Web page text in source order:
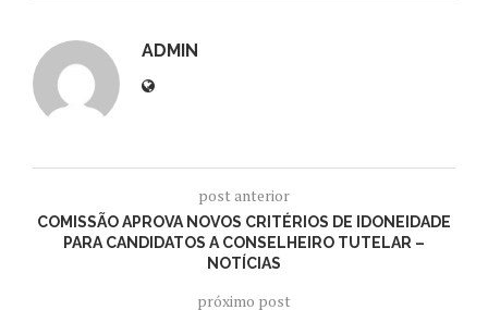
ADMIN
post anterior
COMISSÃO APROVA NOVOS CRITÉRIOS DE IDONEIDADE
PARA CANDIDATOS A CONSELHEIRO TUTELAR –
NOTÍCIAS
próximo post